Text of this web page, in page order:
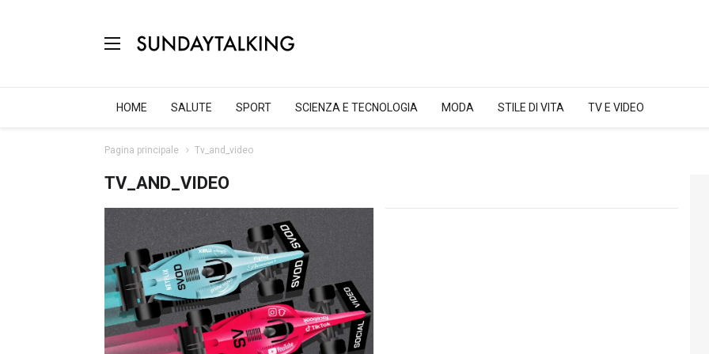
HOME SALUTE SPORT SCIENZA E TECNOLOGIA MODA STILE DI VITA TV E VIDEO
Pagina principale Tv_and_video
TV_AND_VIDEO